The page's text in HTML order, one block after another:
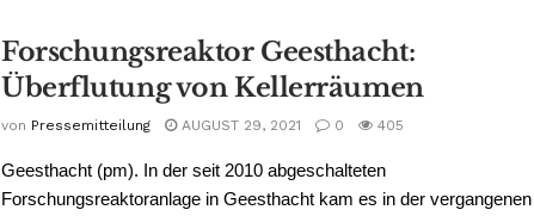
Forschungsreaktor Geesthacht:
Überflutung von Kellerräumen
von Pressemitteilung AUGUST 29, 2021 0 405
Geesthacht (pm). In der seit 2010 abgeschalteten
Forschungsreaktoranlage in Geesthacht kam es in der vergangenen